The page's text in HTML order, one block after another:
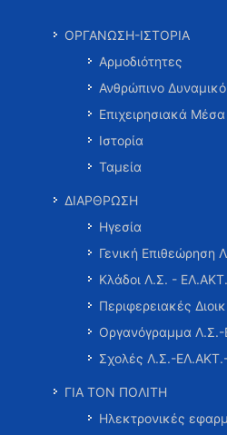
ΟΡΓΑΝΩΣΗ-ΙΣΤΟΡΙΑ
Αρμοδιότητες
Ανθρώπινο Δυναμικό
Επιχειρησιακά Μέσα
Ιστορία
Ταμεία
ΔΙΑΡΘΡΩΣΗ
Ηγεσία
Γενική Επιθεώρηση
Κλάδοι Λ.Σ. - ΕΛ.ΑΚΤ.
Περιφερειακές
Οργανόγραμμα
Σχολές Λ.Σ.-
ΓΙΑ ΤΟΝ ΠΟΛΙΤΗ
Ηλεκτρονικές